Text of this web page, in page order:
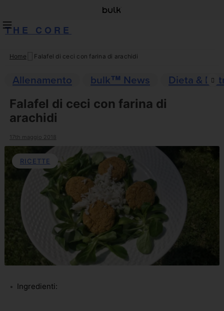
THE CORE
Skip
content
Home Falafel di ceci con farina di arachidi
Allenamento bulk™ News
Dieta &
Falafel di ceci con farina di
arachidi
17th maggio 2018
RICETTE
Ingredienti: